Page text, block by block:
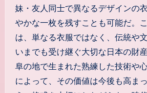
妹・友人同士で異なるデザインの
やかな一枚を残すことも可能だ。
は、単なる衣服ではなく、伝統や
いまでも受け継ぐ大切な日本の財
阜の地で生まれた熟練した技術や
によって、その価値は今後も高ま